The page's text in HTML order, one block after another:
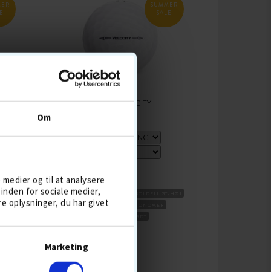
Om
og til at analysere
for sociale medier,
oplysninger, du har givet
Marketing
HØJ
SUMMER
SALE
TITLEIST VELOCITY
BESTSELLER 4 AUG
DISTANCEBOLDE